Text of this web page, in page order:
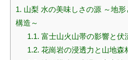
1. 山梨 水の美味しさの源 ～地
構造～
1.1. 富士山火山帯の影響と伏
1.2. 花崗岩の浸透力と山地森